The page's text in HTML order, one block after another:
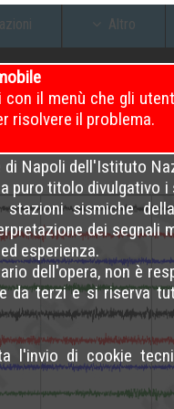
Altro
il menù che gli
risolvere il problema.
Napoli dell'Istituto
puro titolo divulgativo i
sismiche
dei segnali
esperienza.
dell'opera, non è
da terzi e si riserva
l'invio di cookie
8/8/2026